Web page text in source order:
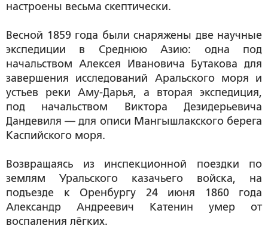
настроены весьма скептически.
Весной 1859 года были снаряжены две научные
экспедиции в Среднюю Азию: одна под
начальством Алексея Ивановича Бутакова для
завершения исследований Аральского моря и
устьев реки Аму-Дарья, а вторая экспедиция,
под начальством Виктора Дезидерьевича
Дандевиля — для описи Мангышлакского берега
Каспийского моря.
Возвращаясь из инспекционной поездки по
землям Уральского казачьего войска, на
подъезде к Оренбургу 24 июня 1860 года
Александр Андреевич Катенин умер от
воспаления лёгких.